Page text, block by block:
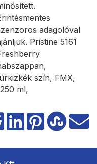
adagolóval
Pristine 5161
szín, FMX,
ml,